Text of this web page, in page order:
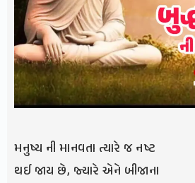
મનુષ્ય ની માનવતા ત્યારે જ નષ્ટ
થઈ જાય છે, જ્યારે એને બીજાના